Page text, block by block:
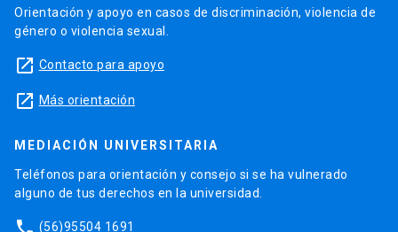
Orientación y apoyo en casos de discriminación, violencia de
género o violencia sexual.
launch Contacto para apoyo
launch Más orientación
MEDIACIÓN UNIVERSITARIA
Teléfonos para orientación y consejo si se ha vulnerado
alguno de tus derechos en la universidad.
(56)95504 1691